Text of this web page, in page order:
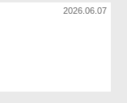
2026.06.07